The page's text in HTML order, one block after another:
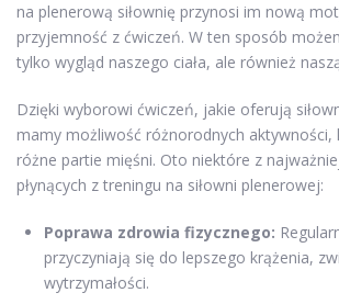
na plenerową siłownię przynosi im nową
przyjemność z ćwiczeń. W ten sposób
tylko wygląd naszego ciała, ale również
Dzięki wyborowi ćwiczeń, jakie oferują
mamy możliwość różnorodnych aktywności,
różne partie mięśni. Oto niektóre z
płynących z treningu na siłowni plenerowej:
Poprawa zdrowia fizycznego:
przyczyniają się do lepszego krążenia,
wytrzymałości.